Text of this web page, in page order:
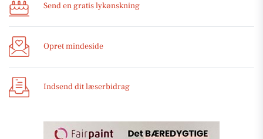
Send en gratis lykønskning
Opret mindeside
Indsend dit læserbidrag